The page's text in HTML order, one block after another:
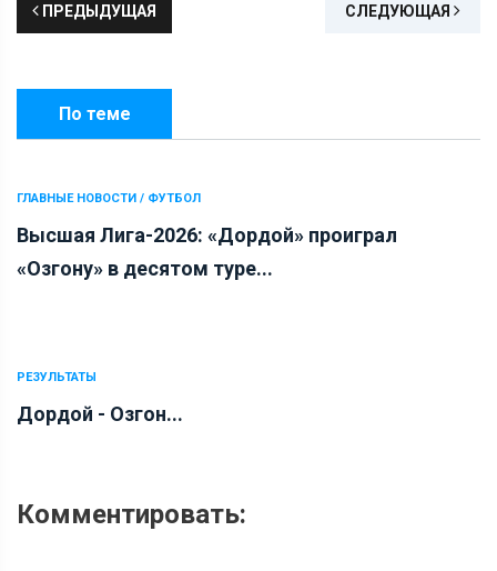
ПРЕДЫДУЩАЯ СЛЕДУЮЩАЯ
По теме
ГЛАВНЫЕ НОВОСТИ / ФУТБОЛ
Высшая Лига-2026: «Дордой» проиграл
«Озгону» в десятом туре...
РЕЗУЛЬТАТЫ
Дордой - Озгон...
Комментировать: